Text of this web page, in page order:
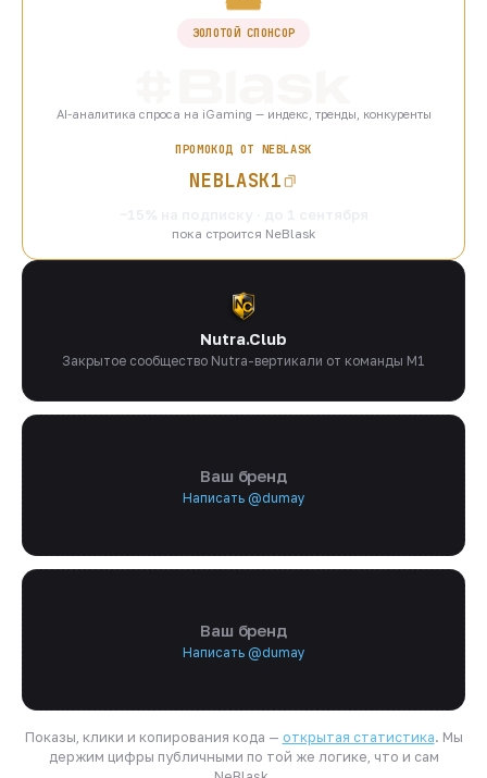
ЗОЛОТОЙ СПОНСОР
AI-аналитика спроса на iGaming — индекс, тренды, конкуренты
ПРОМОКОД ОТ NEBLASK
NEBLASK1
пока строится NeBlask
Nutra.Club
Закрытое сообщество Nutra-вертикали от команды M1
Ваш бренд
Написать @dumay
Ваш бренд
Написать @dumay
Показы, клики и копирования кода — открытая статистика. Мы
держим цифры публичными по той же логике, что и сам